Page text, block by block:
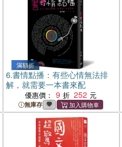
滿額折
6.書情點播：有些心情無法排
解，就需要一本書來配
優惠價： 9 252
無庫存